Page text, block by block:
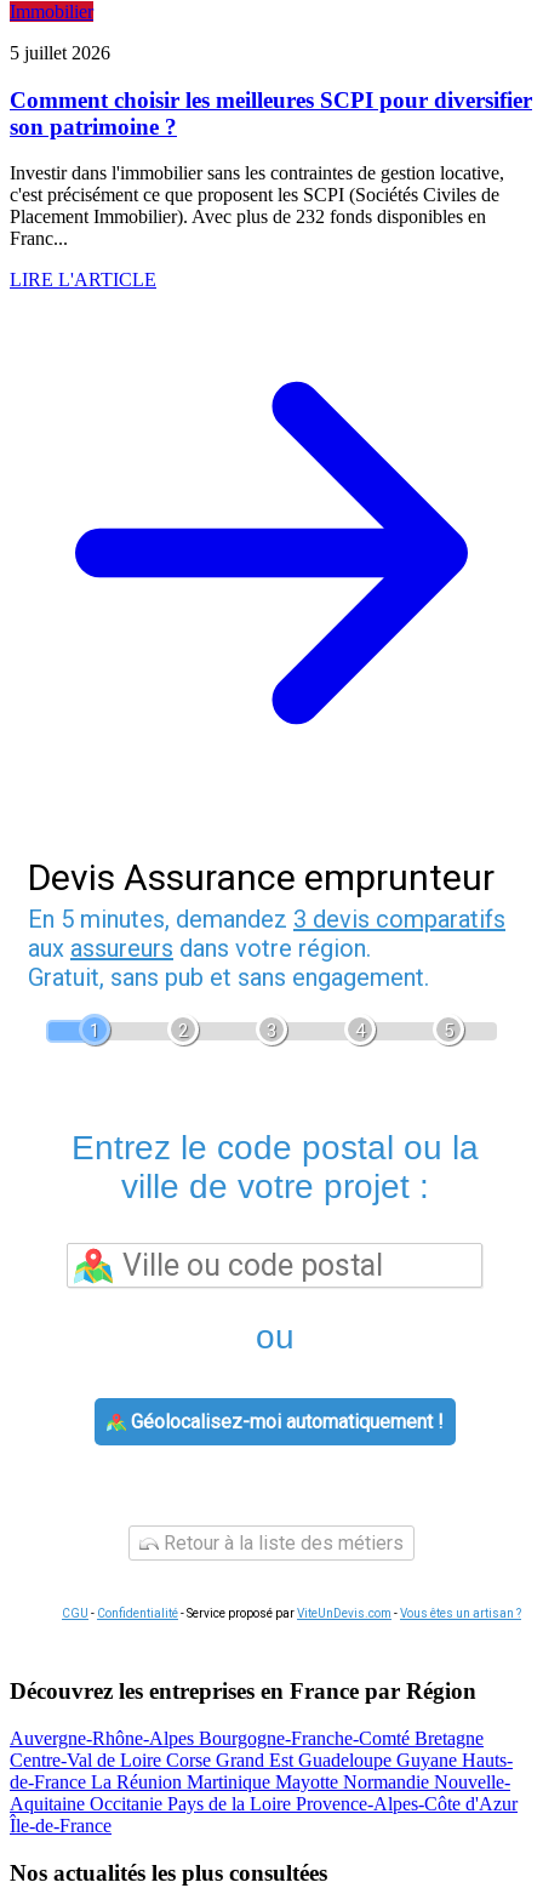
Immobilier
5 juillet 2026
Comment choisir les meilleures SCPI pour diversifier
son patrimoine ?
Investir dans l'immobilier sans les contraintes de gestion locative,
c'est précisément ce que proposent les SCPI (Sociétés Civiles de
Placement Immobilier). Avec plus de 232 fonds disponibles en
Franc...
LIRE L'ARTICLE
Devis Assurance emprunteur
En 5 minutes, demandez 3 devis comparatifs
aux assureurs dans votre région.
Gratuit, sans pub et sans engagement.
1 2 3 4 5
Entrez le code postal ou la
ville de votre projet :
ou
Géolocalisez-moi automatiquement !
Retour à la liste des métiers
CGU - Confidentialité- Service proposé parViteUnDevis.com -Vous êtes un artisan ?
Découvrez les entreprises en France par Région
Auvergne-Rhône-Alpes Bourgogne-Franche-Comté Bretagne
Centre-Val de Loire Corse Grand Est Guadeloupe Guyane Hauts-
de-France La Réunion Martinique Mayotte Normandie Nouvelle-
Aquitaine Occitanie Pays de la Loire Provence-Alpes-Côte d'Azur
Île-de-France
Nos actualités les plus consultées